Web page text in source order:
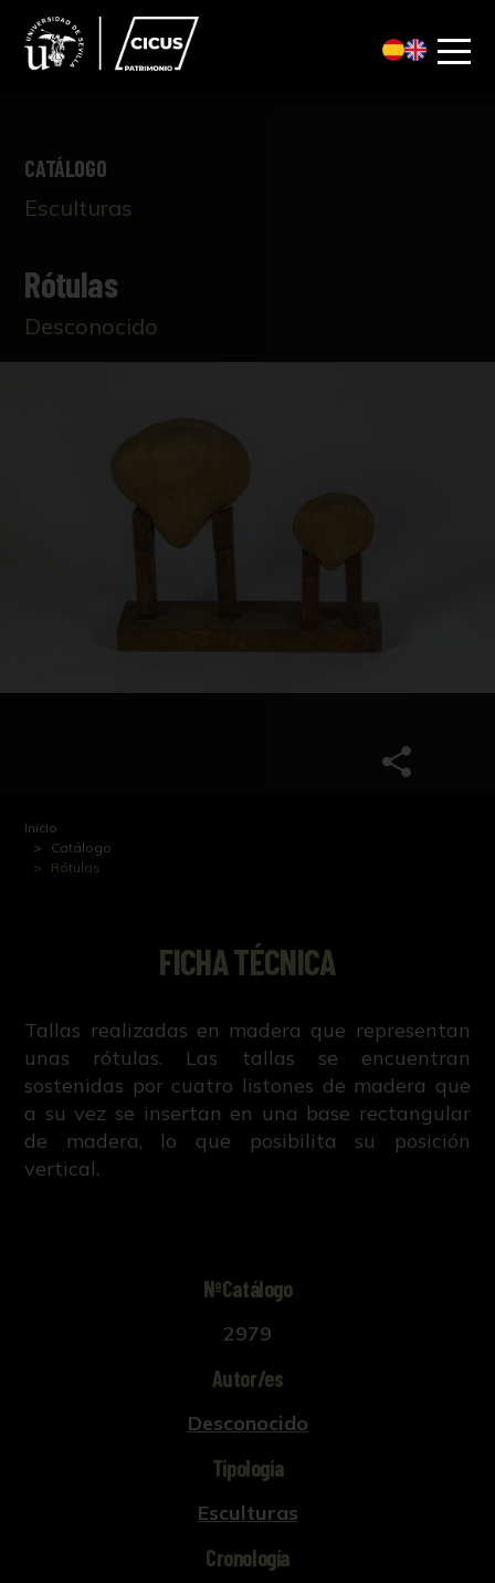
CATÁLOGO
Esculturas
Rótulas
Desconocido
Inicio
Catálogo
Rótulas
FICHA TÉCNICA
Tallas realizadas en madera que representan
unas rótulas. Las tallas se encuentran
sostenidas por cuatro listones de madera que
a su vez se insertan en una base rectangular
de madera, lo que posibilita su posición
vertical.
NºCatálogo
2979
Autor/es
Desconocido
Tipología
Esculturas
Cronología